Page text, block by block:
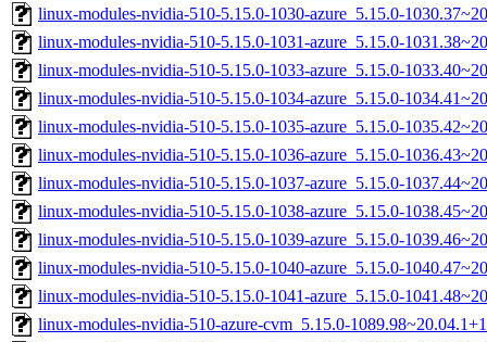
linux-modules-nvidia-510-5.15.0-1030-azure_5.15.0-
linux-modules-nvidia-510-5.15.0-1031-azure_5.15.0-
linux-modules-nvidia-510-5.15.0-1033-azure_5.15.0-
linux-modules-nvidia-510-5.15.0-1034-azure_5.15.0-
linux-modules-nvidia-510-5.15.0-1035-azure_5.15.0-
linux-modules-nvidia-510-5.15.0-1036-azure_5.15.0-
linux-modules-nvidia-510-5.15.0-1037-azure_5.15.0-
linux-modules-nvidia-510-5.15.0-1038-azure_5.15.0-
linux-modules-nvidia-510-5.15.0-1039-azure_5.15.0-
linux-modules-nvidia-510-5.15.0-1040-azure_5.15.0-
linux-modules-nvidia-510-5.15.0-1041-azure_5.15.0-
linux-modules-nvidia-510-azure-cvm_5.15.0-